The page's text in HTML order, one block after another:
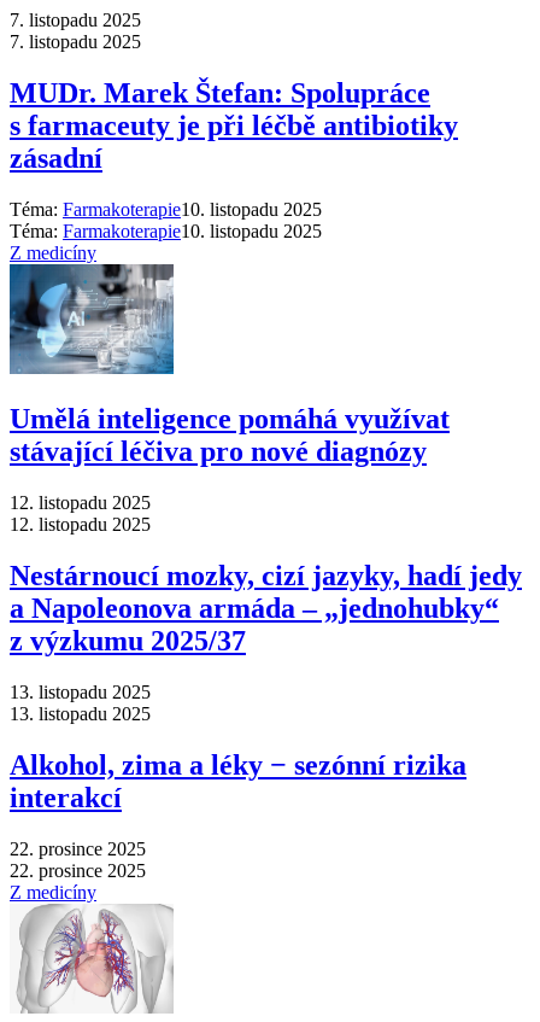
7. listopadu 2025
7. listopadu 2025
MUDr. Marek Štefan: Spolupráce
s farmaceuty je při léčbě antibiotiky
zásadní
Téma: Farmakoterapie10. listopadu 2025
Téma: Farmakoterapie10. listopadu 2025
Z medicíny
Umělá inteligence pomáhá využívat
stávající léčiva pro nové diagnózy
12. listopadu 2025
12. listopadu 2025
Nestárnoucí mozky, cizí jazyky, hadí jedy
a Napoleonova armáda –⁠ „jednohubky“
z výzkumu 2025/37
13. listopadu 2025
13. listopadu 2025
Alkohol, zima a léky −⁠ sezónní rizika
interakcí
22. prosince 2025
22. prosince 2025
Z medicíny